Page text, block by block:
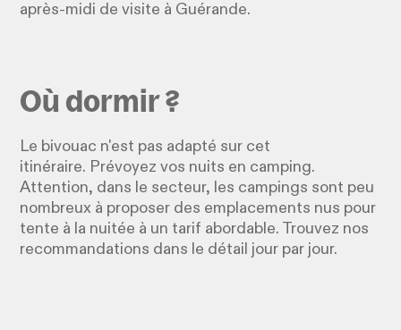
après-midi de visite à Guérande.
Où dormir ?
Le bivouac n'est pas adapté sur cet
itinéraire. Prévoyez vos nuits en camping.
Attention, dans le secteur, les campings sont peu
nombreux à proposer des emplacements nus pour
tente à la nuitée à un tarif abordable. Trouvez nos
recommandations dans le détail jour par jour.